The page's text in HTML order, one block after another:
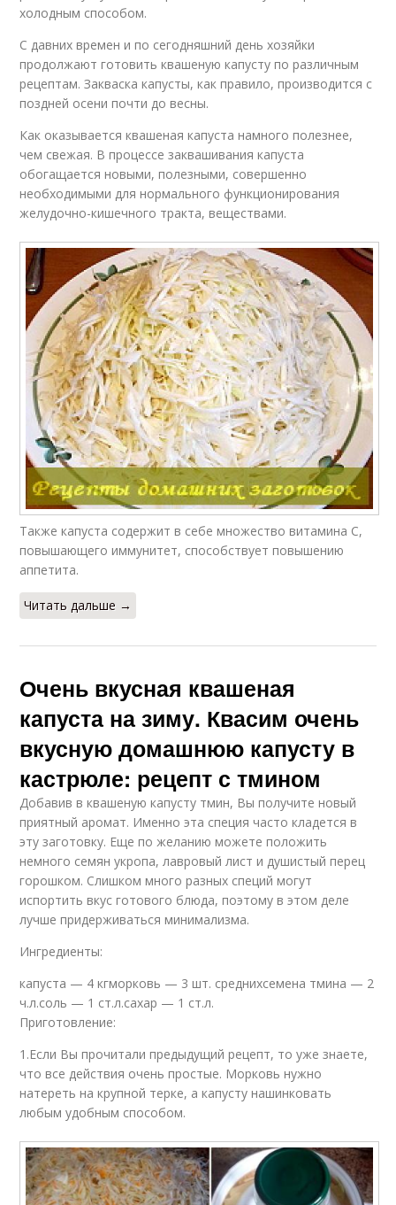
холодным способом.
С давних времен и по сегодняшний день хозяйки
продолжают готовить квашеную капусту по различным
рецептам. Закваска капусты, как правило, производится с
поздней осени почти до весны.
Как оказывается квашеная капуста намного полезнее,
чем свежая. В процессе заквашивания капуста
обогащается новыми, полезными, совершенно
необходимыми для нормального функционирования
желудочно-кишечного тракта, веществами.
Также капуста содержит в себе множество витамина С,
повышающего иммунитет, способствует повышению
аппетита.
Читать дальше →
Очень вкусная квашеная
капуста на зиму. Квасим очень
вкусную домашнюю капусту в
кастрюле: рецепт с тмином
Добавив в квашеную капусту тмин, Вы получите новый
приятный аромат. Именно эта специя часто кладется в
эту заготовку. Еще по желанию можете положить
немного семян укропа, лавровый лист и душистый перец
горошком. Слишком много разных специй могут
испортить вкус готового блюда, поэтому в этом деле
лучше придерживаться минимализма.
Ингредиенты:
капуста — 4 кгморковь — 3 шт. среднихсемена тмина — 2
ч.л.соль — 1 ст.л.сахар — 1 ст.л.
Приготовление:
1.Если Вы прочитали предыдущий рецепт, то уже знаете,
что все действия очень простые. Морковь нужно
натереть на крупной терке, а капусту нашинковать
любым удобным способом.